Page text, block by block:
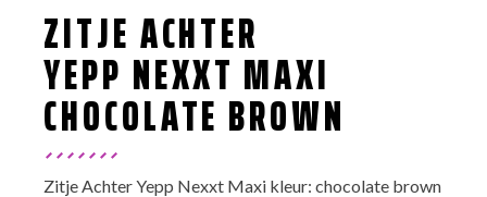
ZITJE ACHTER
YEPP NEXXT MAXI
CHOCOLATE BROWN
Zitje Achter Yepp Nexxt Maxi kleur: chocolate brown